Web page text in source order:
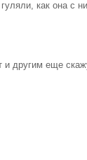
как она
и другим еще